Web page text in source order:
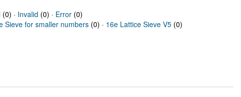
(0) · Invalid (0) · Error(0)
Sieve for smaller numbers (0) · 16e Lattice Sieve V5 (0)